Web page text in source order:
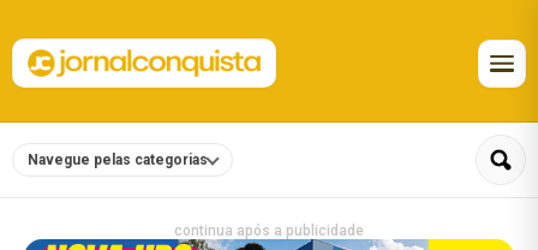
Navegue pelas categorias
continua após a publicidade